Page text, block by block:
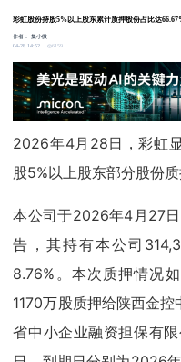
彩虹股份持股5%以上股东累计质押股份占比达
作者：集小微
04-28 14:52
6159
2026年4月28日，彩虹
股5%以上股东部分股份质
本公司于2026年4月27
告，其持有本公司
8.76%。本次质押情况
1170万股质押给陕西金
省中小企业融资担保有